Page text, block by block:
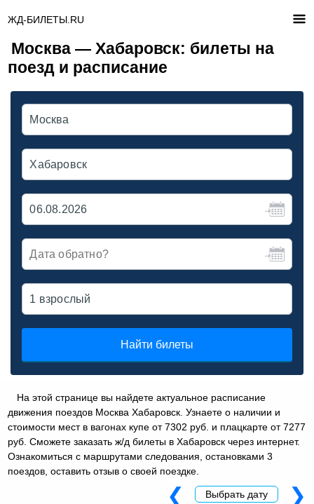
ЖД-БИЛЕТЫ.RU
Москва — Хабаровск: билеты на
поезд и расписание
Найти билеты
На этой странице вы найдете актуальное расписание
движения поездов Москва Хабаровск. Узнаете о наличии и
стоимости мест в вагонах купе от 7302 руб. и плацкарте от 7277
руб. Сможете заказать ж/д билеты в Хабаровск через интернет.
Ознакомиться с маршрутами следования, остановками 3
поездов, оставить отзыв о своей поездке.
❮ Выбрать дату ❯